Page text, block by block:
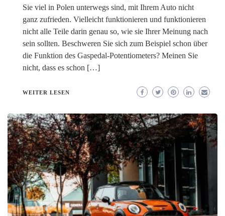
Sie viel in Polen unterwegs sind, mit Ihrem Auto nicht
ganz zufrieden. Vielleicht funktionieren und funktionieren
nicht alle Teile darin genau so, wie sie Ihrer Meinung nach
sein sollten. Beschweren Sie sich zum Beispiel schon über
die Funktion des Gaspedal-Potentiometers? Meinen Sie
nicht, dass es schon […]
WEITER LESEN